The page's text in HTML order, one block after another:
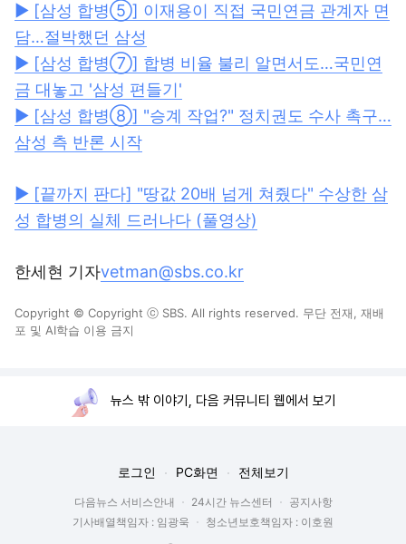
▶ [삼성 합병⑤] 이재용이 직접 국민연금 관계자 면
담…절박했던 삼성
▶ [삼성 합병⑦] 합병 비율 불리 알면서도…국민연
금 대놓고 '삼성 편들기'
▶ [삼성 합병⑧] "승계 작업?" 정치권도 수사 촉구…
삼성 측 반론 시작
▶ [끝까지 판다] "땅값 20배 넘게 쳐줬다" 수상한 삼
성 합병의 실체 드러나다 (풀영상)
한세현 기자vetman@sbs.co.kr
Copyright © Copyright ⓒ SBS. All rights reserved. 무단 전재, 재배
포 및 AI학습 이용 금지
뉴스 밖 이야기, 다음 커뮤니티 웹에서 보기
로그인 PC화면 전체보기
다음뉴스 서비스안내 24시간 뉴스센터
공지사항
기사배열책임자 : 임광욱
청소년보호책임자 : 이호원